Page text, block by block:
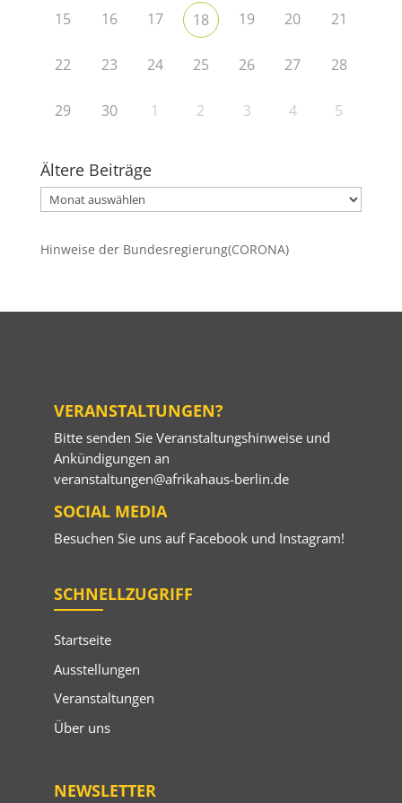
15 16 17 18 19 20 21
22 23 24 25 26 27 28
29 30 1 2 3 4 5
Ältere Beiträge
Ältere
Beiträge
Hinweise der Bundesregierung(CORONA)
VERANSTALTUNGEN?
Bitte senden Sie Veranstaltungshinweise und
Ankündigungen an
veranstaltungen@afrikahaus-berlin.de
SOCIAL MEDIA
Besuchen Sie uns auf Facebookund Instagram!
SCHNELLZUGRIFF
Startseite
Ausstellungen
Veranstaltungen
Über uns
NEWSLETTER